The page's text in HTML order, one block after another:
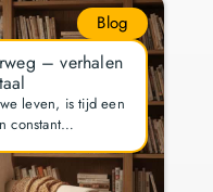
Blog
– verhalen
leven, is tijd een
constant…